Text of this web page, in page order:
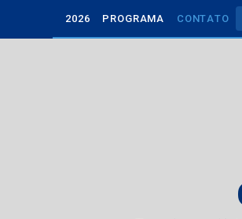
2
2
0
0
2
2
6
6
P
P
R
R
O
O
G
G
R
R
A
A
M
M
A
A
C
C
O
O
N
N
T
T
A
A
T
T
O
O